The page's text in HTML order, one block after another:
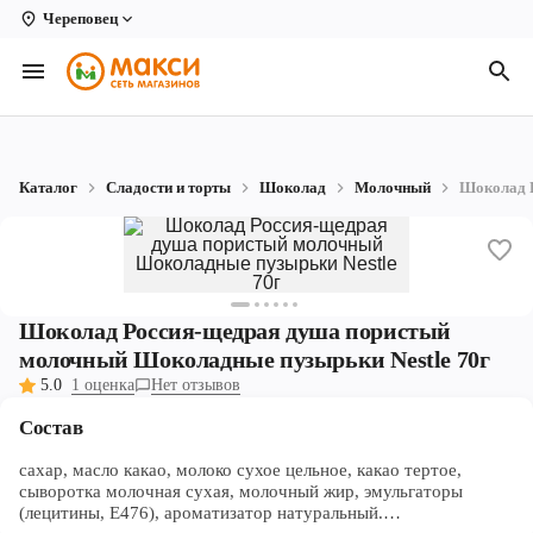
Череповец
Вологда
Архангельск
Новодвинск
Северодвинск
Каталог Сладости и торты Шоколад Молочный Шоколад
Шоколад Россия-щедрая душа пористый
молочный Шоколадные пузырьки Nestle 70г
5.0 1 оценка Нет отзывов
Состав
сахар, масло какао, молоко сухое цельное, какао тертое,
сыворотка молочная сухая, молочный жир, эмульгаторы
(лецитины, Е476), ароматизатор натуральный.